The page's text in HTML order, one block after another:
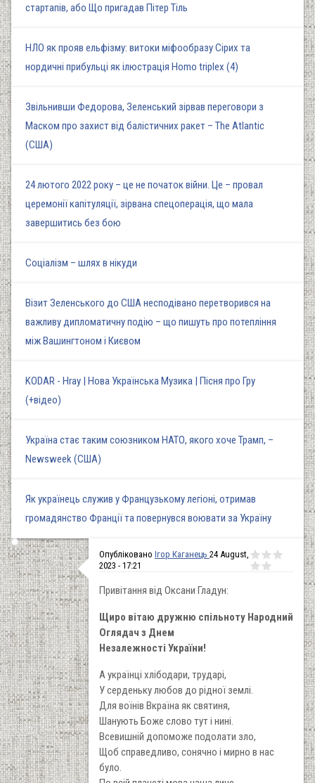
стартапів, або Що пригадав Пітер Тіль
НЛО як прояв ельфізму: витоки міфообразу Сірих та
нордичні прибульці як ілюстрація Homo triplex (4)
Звільнивши Федорова, Зеленський зірвав переговори з
Маском про захист від балістичних ракет – The Atlantic
(США)
24 лютого 2022 року – це не початок війни. Це – провал
церемонії капітуляції, зірвана спецоперація, що мала
завершитись без бою
Соціалізм – шлях в нікуди
Візит Зеленського до США несподівано перетворився на
важливу дипломатичну подію – що пишуть про потепління
між Вашингтоном і Києвом
KODAR - Hray | Нова Українська Музика | Пісня про Гру
(+відео)
Україна стає таким союзником НАТО, якого хоче Трамп, –
Newsweek (США)
Як українець служив у Французькому легіоні, отримав
громадянство Франції та повернувся воювати за Україну
Опубліковано Ігор Каганець 24 August,
2023 - 17:21
Привітання від Оксани Гладун:
Щиро вітаю дружню спільноту Народний
Оглядач з Днем
Незалежності України!
А українці хлібодари, трударі,
У серденьку любов до рідної землі.
Для воїнів Вкраїна як святиня,
Шанують Боже слово тут і нині.
Всевишній допоможе подолати зло,
Щоб справедливо, сонячно і мирно в нас
було.